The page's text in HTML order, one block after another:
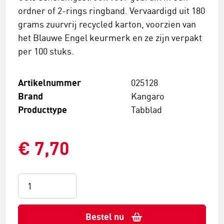
ordner of 2-rings ringband. Vervaardigd uit 180
grams zuurvrij recycled karton, voorzien van
het Blauwe Engel keurmerk en ze zijn verpakt
per 100 stuks.
Artikelnummer 025128
Brand Kangaro
Producttype Tabblad
€ 7,70
Bestel nu